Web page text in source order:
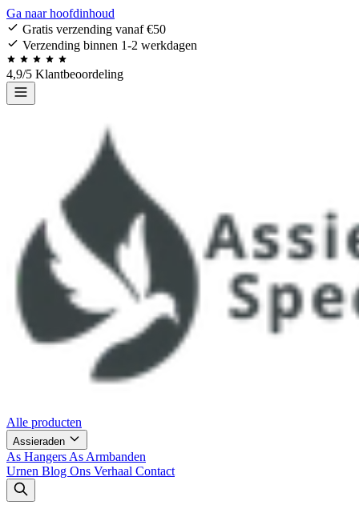
Ga naar hoofdinhoud
Gratis verzending vanaf €50
Verzending binnen 1-2 werkdagen
4,9/5 Klantbeoordeling
Alle producten
Assieraden
As Hangers As Armbanden
Urnen Blog Ons Verhaal Contact